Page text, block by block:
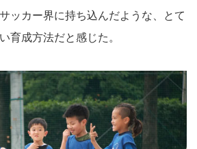
ッカー界に持ち込んだような、とて
育成方法だと感じた。